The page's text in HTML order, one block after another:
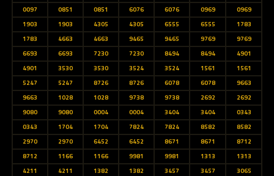
0097
0851 0851 6076 6076 0969
0969
1903
1903 4305 4305 6555 6555
1783
1783
4663 4663 9465 9465 9769
9769
6693
6693 7230 7230 8494 8494
4901
4901
3530 3530 3524 3524 1561
1561
5247
5247 8726 8726 6078 6078
9663
9663
1028 1028 9738 9738 2692
2692
9080
9080 0004 0004 3404 3404
0343
0343
1704 1704 7824 7824 8582
8582
2970
2970 6452 6452 8671 8671
8712
8712
1166 1166 9981 9981 1313
1313
4211
4211 1382 1382 3457 3457
3065